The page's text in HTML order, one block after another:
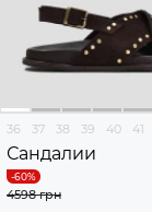
36 37 38 39 40 41
Сандалии
4598 грн